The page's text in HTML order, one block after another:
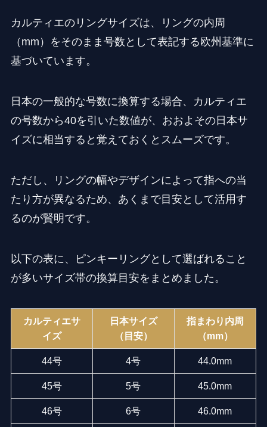
カルティエのリングサイズは、リングの内周
（mm）をそのまま号数として表記する欧州基準に
基づいています。
日本の一般的な号数に換算する場合、カルティエ
の号数から40を引いた数値が、おおよその日本サ
イズに相当すると覚えておくとスムーズです。
ただし、リングの幅やデザインによって指への当
たり方が異なるため、あくまで目安として活用す
るのが賢明です。
以下の表に、ピンキーリングとして選ばれること
が多いサイズ帯の換算目安をまとめました。
カルティエサ
イズ
日本サイズ
（目安）
指まわり内周
（mm）
44号 4号 44.0mm
45号 5号 45.0mm
46号 6号 46.0mm